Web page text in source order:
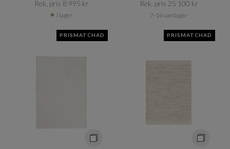
Rek. pris 8 995 kr​​
I lager
Rek. pris 25 100 kr​​
7-14 vardagar
PRISMATCHAD PRISMATCHAD